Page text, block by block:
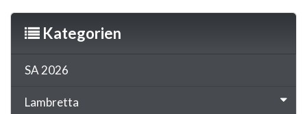
Kategorien
SA 2026
Lambretta